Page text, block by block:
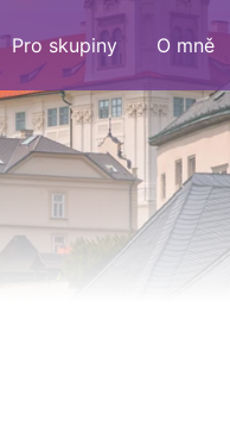
Pro skupiny O mně